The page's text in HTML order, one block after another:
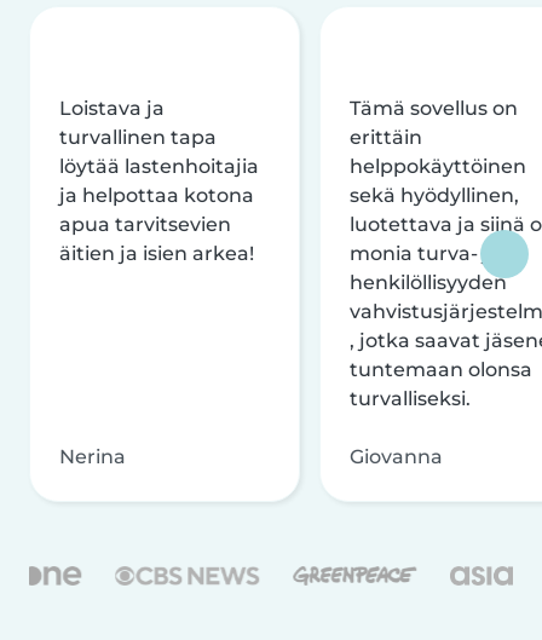
Loistava ja
turvallinen tapa
löytää lastenhoitajia
ja helpottaa kotona
apua tarvitsevien
äitien ja isien arkea!
Nerina
Tämä sovellus on
erittäin
helppokäyttöinen
sekä hyödyllinen,
luotettava ja siinä
monia turva- ja
henkilöllisyyden
, jotka saavat
tuntemaan olonsa
turvalliseksi.
Giovanna